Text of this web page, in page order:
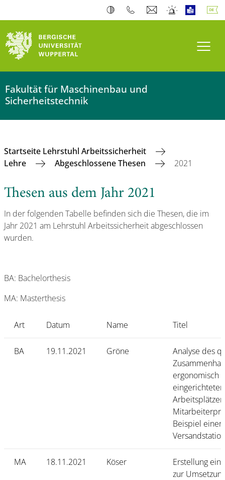
Fakultät für Maschinenbau und
Sicherheitstechnik
Startseite Lehrstuhl Arbeitssicherheit
Lehre
Abgeschlossene Thesen 2021
Thesen aus dem Jahr 2021
In der folgenden Tabelle befinden sich die Thesen, die im
Jahr 2021 am Lehrstuhl Arbeitssicherheit abgeschlossen
wurden.
BA: Bachelorthesis
MA: Masterthesis
Art Datum Name Titel
BA 19.11.2021 Gröne
Analyse des
ergonomisch
eingerichteten
Beispiel einer
Versandstation
MA 18.11.2021 Köser
Erstellung
zur